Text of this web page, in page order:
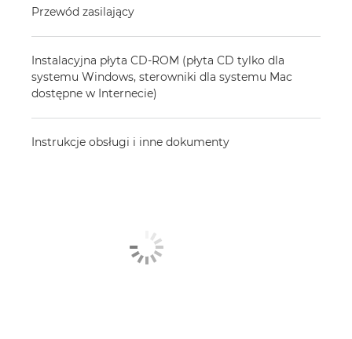
Przewód zasilający
Instalacyjna płyta CD-ROM (płyta CD tylko dla
systemu Windows, sterowniki dla systemu Mac
dostępne w Internecie)
Instrukcje obsługi i inne dokumenty